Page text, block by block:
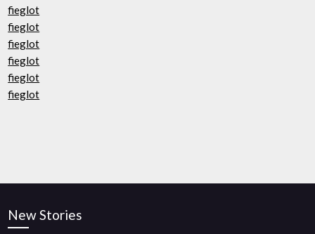
fieglot
fieglot
fieglot
fieglot
fieglot
fieglot
New Stories